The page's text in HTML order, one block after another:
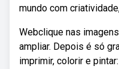
mundo com
Webclique nas
ampliar. Depois é só
imprimir, colorir e